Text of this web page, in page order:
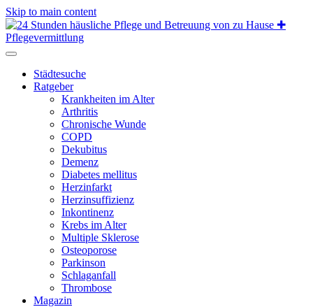
Skip to main content
Städtesuche
Ratgeber
Krankheiten im Alter
Arthritis
Chronische Wunde
COPD
Dekubitus
Demenz
Diabetes mellitus
Herzinfarkt
Herzinsuffizienz
Inkontinenz
Krebs im Alter
Multiple Sklerose
Osteoporose
Parkinson
Schlaganfall
Thrombose
Magazin